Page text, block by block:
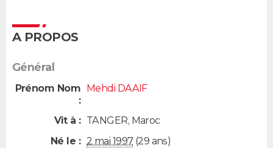
A PROPOS
Général
Prénom Nom
:
Mehdi DAAIF
Vit à : TANGER, Maroc
Né le : 2 mai 1997(29 ans)